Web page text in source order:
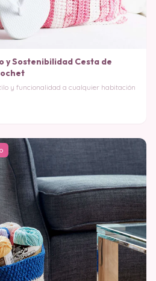
y Sostenibilidad Cesta de
y funcionalidad a cualquier habitación